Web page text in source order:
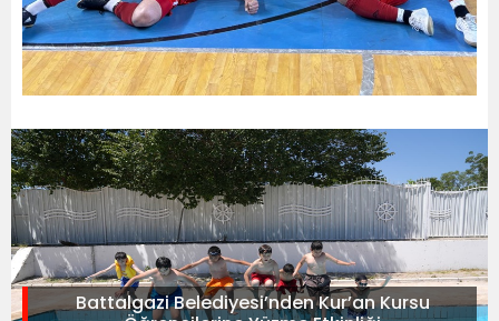
Battalgazi Belediyesi’nden Kur’an Kursu